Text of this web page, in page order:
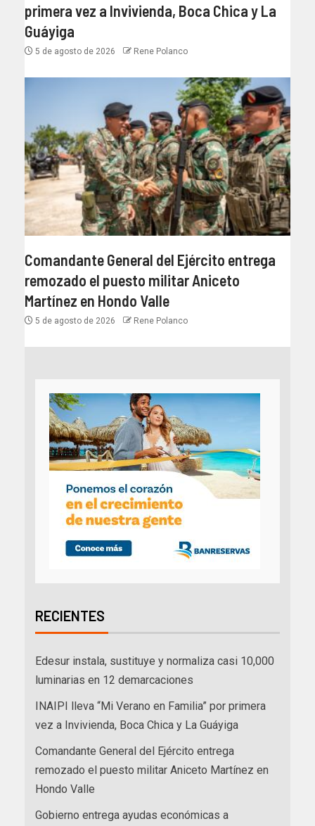
primera vez a Invivienda, Boca Chica y La
Guáyiga
5 de agosto de 2026 Rene Polanco
Comandante General del Ejército entrega
remozado el puesto militar Aniceto
Martínez en Hondo Valle
5 de agosto de 2026 Rene Polanco
RECIENTES
Edesur instala, sustituye y normaliza casi 10,000
luminarias en 12 demarcaciones
INAIPI lleva “Mi Verano en Familia” por primera
vez a Invivienda, Boca Chica y La Guáyiga
Comandante General del Ejército entrega
remozado el puesto militar Aniceto Martínez en
Hondo Valle
Gobierno entrega ayudas económicas a